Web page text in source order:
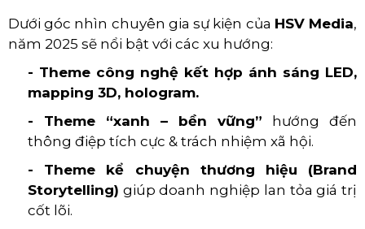
Dưới góc nhìn chuyên gia sự kiện của HSV Media,
năm 2025 sẽ nổi bật với các xu hướng:
- Theme công nghệ kết hợp ánh sáng LED,
mapping 3D, hologram.
- Theme “xanh – bền vững” hướng đến
thông điệp tích cực & trách nhiệm xã hội.
- Theme kể chuyện thương hiệu (Brand
Storytelling) giúp doanh nghiệp lan tỏa giá trị
cốt lõi.